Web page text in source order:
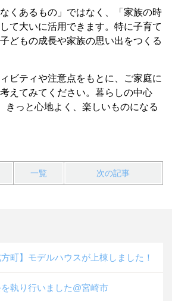
くあるもの」ではなく、「家族の時
て大いに活用できます。特に子育て
どもの成長や家族の思い出をつくる
ビティや注意点をもとに、ご家庭に
えてみてください。暮らしの中心
きっと心地よく、楽しいものになる
一覧 次の記事
方町】モデルハウスが上棟しました！
執り行いました@宮崎市